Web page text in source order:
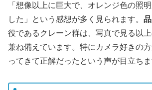
「想像以上に巨大で、オレンジ色の照
した」という感想が多く見られます。
役であるクレーン群は、写真で見る以
兼ね備えています。特にカメラ好きの
ってきて正解だったという声が目立ちま